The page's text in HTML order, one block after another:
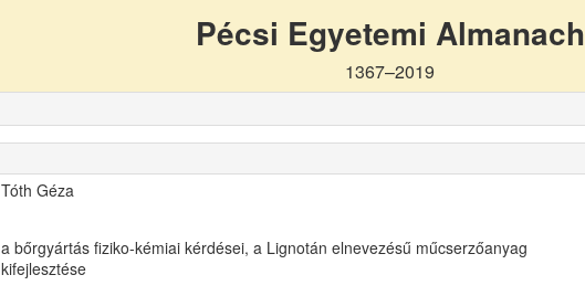
Pécsi Egyetemi Almanach
1367–2019
Tóth Géza
a bőrgyártás fiziko-kémiai kérdései, a Lignotán elnevezésű műcserzőanyag
kifejlesztése